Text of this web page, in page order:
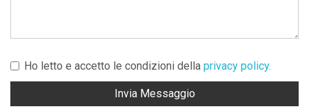
Ho letto e accetto le condizioni della privacy policy.
Invia Messaggio